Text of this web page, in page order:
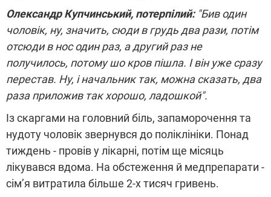
Олександр Купчинський, потерпілий:"Бив один
чоловік, ну, значить, сюди в грудь два рази, потім
отсюди в нос один раз, а другий раз не
получилось, потому шо кров пішла. І він уже сразу
перестав. Ну, і начальник так, можна сказать, два
раза приложив так хорошо, ладошкой".
Із скаргами на головний біль, запаморочення та
нудоту чоловік звернувся до поліклініки. Понад
тиждень - провів у лікарні, потім ще місяць
лікувався вдома. На обстеження й медпрепарати -
сім’я витратила більше 2-х тисяч гривень.